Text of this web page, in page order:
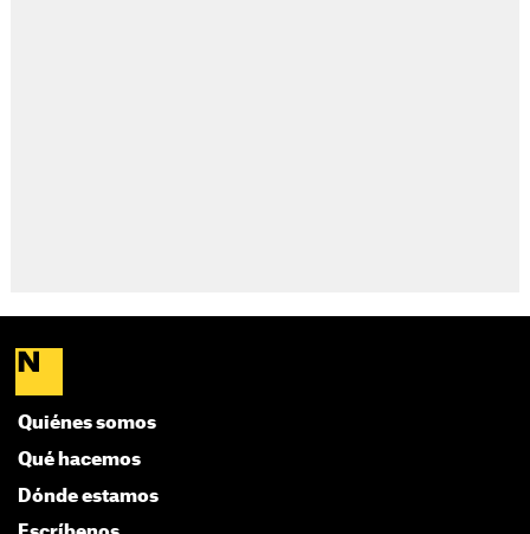
Quiénes somos
Qué hacemos
Dónde estamos